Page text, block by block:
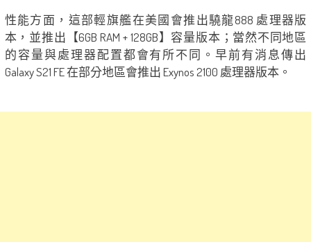
性能方面，這部輕旗艦在美國會推出驍龍888 處理器版
本，並推出【6GB RAM + 128GB】容量版本；當然不同地區
的容量與處理器配置都會有所不同。早前有消息傳出
Galaxy S21 FE 在部分地區會推出 Exynos 2100 處理器版本。